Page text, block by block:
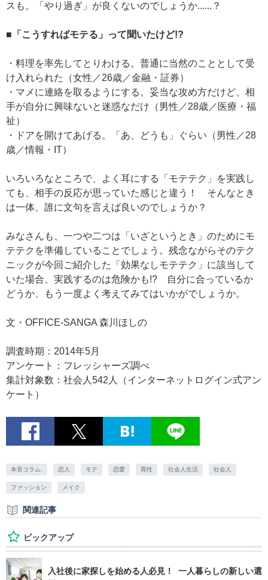
スも。「やり過ぎ」が良くないのでしょうか......？
■「こうすればモテる」って聞いたけど!?
・料理を率先してとりわける。普通に当然のこととして受
け入れられた（女性／26歳／金融・証券）
・マメに連絡を取るようにする。妥当な攻め方だけど、相
手が自分に興味ないと迷惑なだけ（男性／28歳／医療・福
祉）
・ドアを開けてあげる。「あ、どうも」ぐらい（男性／28
歳／情報・IT）
いろいろなところで、よく耳にする「モテテク」を実践し
ても、相手の反応が思っていた感じと違う！ そんなとき
は一体、誰に文句を言えば良いのでしょうか？
みなさんも、一つや二つは「いざというとき」のためにモ
テテクを準備していることでしょう。残念ながらそのテク
ニックが今回ご紹介した「効果なしモテテク」に該当して
いた場合、実践するのは危険かも!? 自分に合っているか
どうか、もう一度よく考えてみてはいかがでしょうか。
文・OFFICE-SANGA 森川ほしの
調査時期：2014年5月
アンケート：フレッシャーズ調べ
集計対象数：社会人542人（インターネットログイン式アン
ケート）
本音コラム. 恋人 モテ 恋愛 異性 社会人生活 社会人
ファッション メイク
関連記事
ピックアップ
入社後に家探しを始める人必見！ 一人暮らしの新しい選